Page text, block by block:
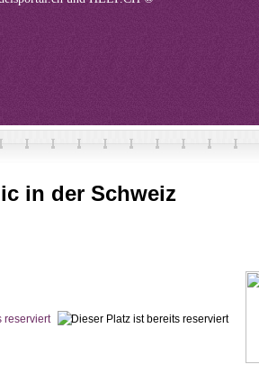
in der Schweiz